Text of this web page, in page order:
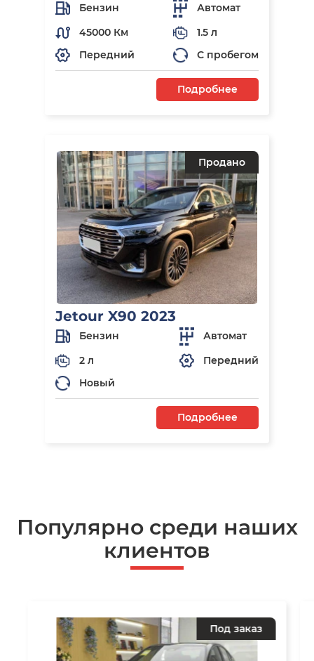
Бензин
Автомат
45000 Км
1.5 л
Передний
С пробегом
Подробнее
Продано
Jetour X90 2023
Бензин
Автомат
2 л
Передний
Новый
Подробнее
Популярно среди наших
клиентов
Под заказ